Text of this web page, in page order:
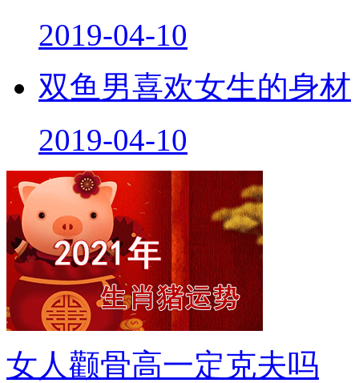
2019-04-10
双鱼男喜欢女生的身材
2019-04-10
女人颧骨高一定克夫吗